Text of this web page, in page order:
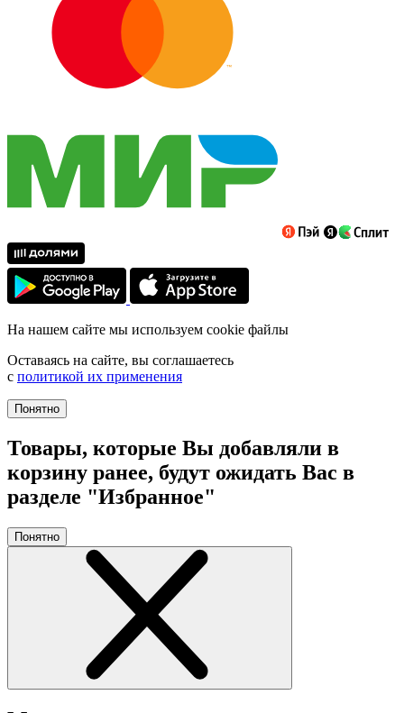
На нашем сайте мы используем cookie файлы
Оставаясь на сайте, вы соглашаетесь
с политикой их применения
Понятно
Товары, которые Вы добавляли в
корзину ранее, будут ожидать Вас в
разделе "Избранное"
Понятно